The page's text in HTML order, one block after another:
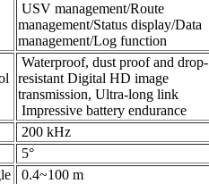
USV management/Route
management/Status display/Data
management/Log function
Waterproof, dust proof and drop-
resistant Digital HD image
transmission, Ultra-long link
Impressive battery endurance
200 kHz
5°
0.4~100 m